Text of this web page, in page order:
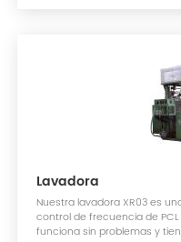
Lavadora
Nuestra lavadora XR03 es
control de frecuencia de
funciona sin problemas y